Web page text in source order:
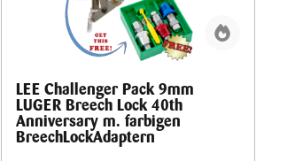
LEE Challenger Pack 9mm
LUGER Breech Lock 40th
Anniversary m. farbigen
BreechLockAdaptern